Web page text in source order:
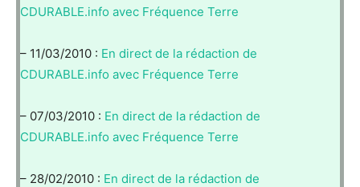
CDURABLE.info avec Fréquence Terre
– 11/03/2010 : En direct de la rédaction de
CDURABLE.info avec Fréquence Terre
– 07/03/2010 : En direct de la rédaction de
CDURABLE.info avec Fréquence Terre
– 28/02/2010 : En direct de la rédaction de